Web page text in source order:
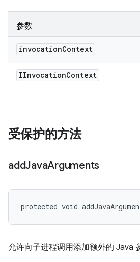
参数
invocationContext
IInvocationContext
受保护的方法
addJavaArguments
protected void
允许向子进程调用添加额外的 Java